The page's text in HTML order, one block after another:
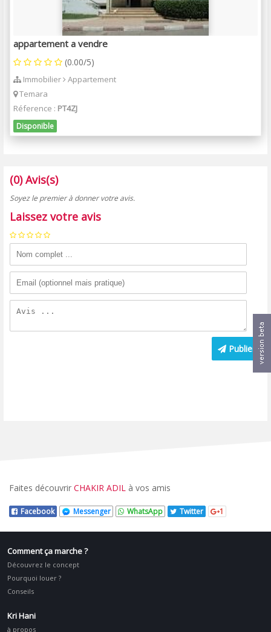
appartement a vendre
(0.00/5)
Immobilier Appartement
Temara
Réference : PT4ZJ
Disponible
(0) Avis(s)
Soyez le premier à donner votre avis.
Laissez votre avis
Publier
Faites découvrir CHAKIR ADIL à vos amis
Facebook Messenger WhatsApp Twitter 1
Comment ça marche ?
Découvrez le concept
Pourquoi louer ?
Conseils
Kri Hani
à propos